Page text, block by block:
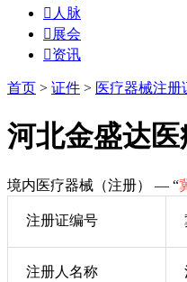
 人脉
 展会
资讯
首页 > 证件 > 医疗器械注册
河北金盛达医
境内医疗器械（注册） — “
注册证编号
注册人名称